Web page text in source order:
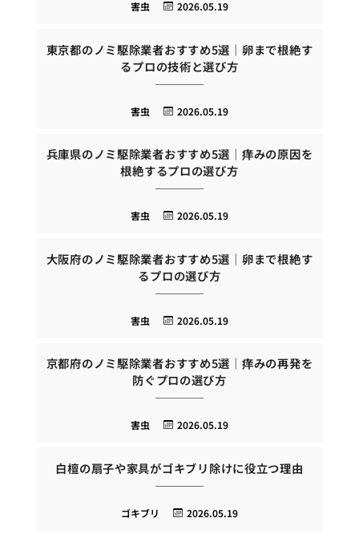
2026.05.19
害虫
東京都のノミ駆除業者おすすめ5選｜卵まで根絶す
るプロの技術と選び方
2026.05.19
害虫
兵庫県のノミ駆除業者おすすめ5選｜痒みの原因を
根絶するプロの選び方
2026.05.19
害虫
大阪府のノミ駆除業者おすすめ5選｜卵まで根絶す
るプロの選び方
2026.05.19
害虫
京都府のノミ駆除業者おすすめ5選｜痒みの再発を
防ぐプロの選び方
2026.05.19
害虫
白檀の扇子や家具がゴキブリ除けに役立つ理由
2026.05.19
ゴキブリ